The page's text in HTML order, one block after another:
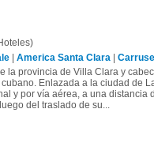
| America Santa Clara|
la provincia de Villa Clara y
Enlazada a la ciudad de
y por vía aérea, a una distancia
del traslado de su...